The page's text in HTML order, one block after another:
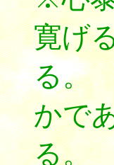
寛げ
る。
かで
る。